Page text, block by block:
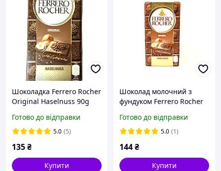
Шоколадка Ferrero Rocher
Original Haselnuss 90g
Готово до відправки
5.0 (5)
135₴
Купити
Шоколад молочний з
фундуком Ferrero Rocher
Готово до відправки
5.0 (1)
144₴
Купити